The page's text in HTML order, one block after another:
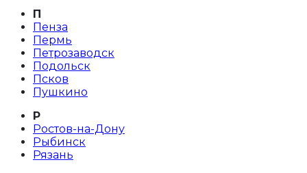
П
Пенза
Пермь
Петрозаводск
Подольск
Псков
Пушкино
Р
Ростов-на-Дону
Рыбинск
Рязань